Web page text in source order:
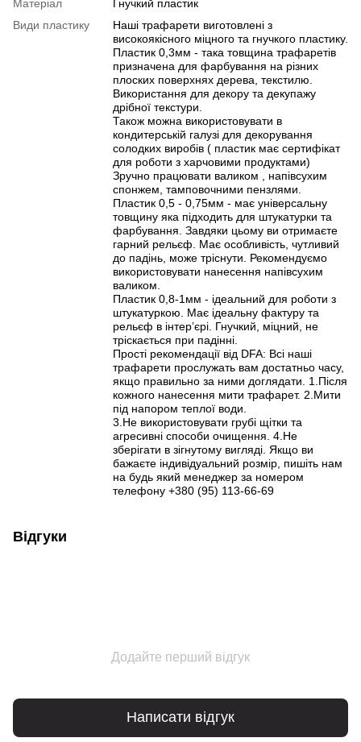
Матеріал
Гнучкий пластик
Види пластику
Наші трафарети виготовлені з
високоякісного міцного та гнучкого пластику.
Пластик 0,3мм - така товщина трафаретів
призначена для фарбування на різних
плоских поверхнях дерева, текстилю.
Використання для декору та декупажу
дрібної текстури.
Також можна використовувати в
кондитерській галузі для декорування
солодких виробів ( пластик має сертифікат
для роботи з харчовими продуктами)
Зручно працювати валиком , напівсухим
спонжем, тамповочними пензлями.
Пластик 0,5 - 0,75мм - має універсальну
товщину яка підходить для штукатурки та
фарбування. Завдяки цьому ви отримаєте
гарний рельєф. Має особливість, чутливий
до падінь, може тріснути. Рекомендуємо
використовувати нанесення напівсухим
валиком.
Пластик 0,8-1мм - ідеальний для роботи з
штукатуркою. Має ідеальну фактуру та
рельєф в інтерʼєрі. Гнучкий, міцний, не
тріскається при падінні.
Прості рекомендації від DFA: Всі наші
трафарети прослужать вам достатньо часу,
якщо правильно за ними доглядати. 1.Після
кожного нанесення мити трафарет. 2.Мити
під напором теплої води.
3.Не використовувати грубі щітки та
агресивні способи очищення. 4.Не
зберігати в зігнутому вигляді. Якщо ви
бажаєте індивідуальний розмір, пишіть нам
на будь який менеджер за номером
телефону +380 (95) 113-66-69
Відгуки
Додайте перший відгук
Написати відгук